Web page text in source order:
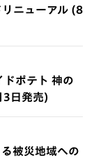
リニューアル (8
ドポテト 神の
3日発売)
被災地域への